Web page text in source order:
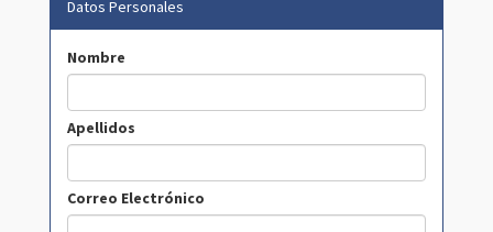
Datos Personales
Nombre
Apellidos
Correo Electrónico